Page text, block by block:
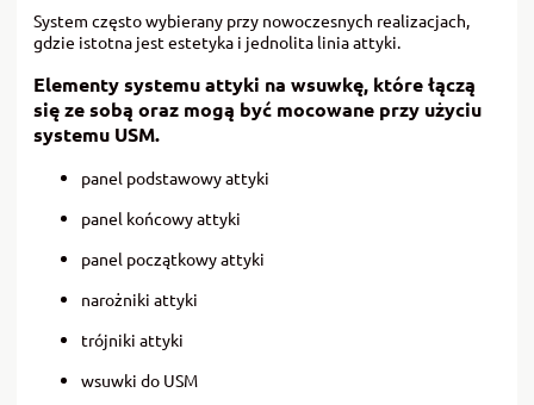
System często wybierany przy nowoczesnych realizacjach,
gdzie istotna jest estetyka i jednolita linia attyki.
Elementy systemu attyki na wsuwkę, które łączą
się ze sobą oraz mogą być mocowane przy użyciu
systemu USM.
panel podstawowy attyki
panel końcowy attyki
panel początkowy attyki
narożniki attyki
trójniki attyki
wsuwki do USM